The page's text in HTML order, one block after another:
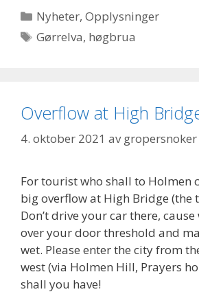
Kategorier
Nyheter,Opplysninger
Stikkord
Gørrelva, høgbrua
Overflow at High
4. oktober 2021 avgropersnoker
For tourist who shall to Holmen
big overflow at High Bridge (the
Don’t drive your car there,
over your door threshold and
wet. Please enter the city from
west (via Holmen Hill, Prayers
shall you have!